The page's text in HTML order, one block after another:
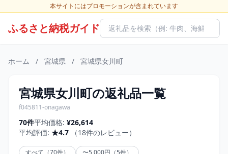
本サイトにはプロモーションが含まれています
ふるさと納税ガイド
ホーム / 宮城県 / 宮城県女川町
宮城県女川町の返礼品一覧
f045811-onagawa
70件平均価格: ¥26,614
平均評価: ★4.7 （18件のレビュー）
すべて（70件）
〜5,000円（5件）